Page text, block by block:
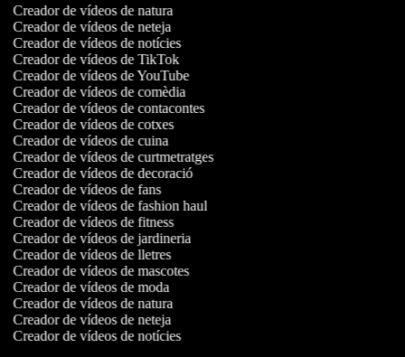
Creador de vídeos de natura
Creador de vídeos de neteja
Creador de vídeos de notícies
Creador de vídeos de TikTok
Creador de vídeos de YouTube
Creador de vídeos de comèdia
Creador de vídeos de contacontes
Creador de vídeos de cotxes
Creador de vídeos de cuina
Creador de vídeos de curtmetratges
Creador de vídeos de decoració
Creador de vídeos de fans
Creador de vídeos de fashion haul
Creador de vídeos de fitness
Creador de vídeos de jardineria
Creador de vídeos de lletres
Creador de vídeos de mascotes
Creador de vídeos de moda
Creador de vídeos de natura
Creador de vídeos de neteja
Creador de vídeos de notícies